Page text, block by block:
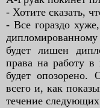
- Хотите сказать,
- Все гораздо
будет лишен
права на работу
будет
всего и, как
течение